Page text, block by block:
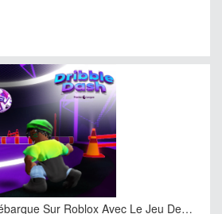
Sur Roblox Avec Le Jeu De…